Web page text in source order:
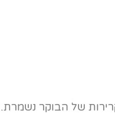
של הבוקר נשמרת.